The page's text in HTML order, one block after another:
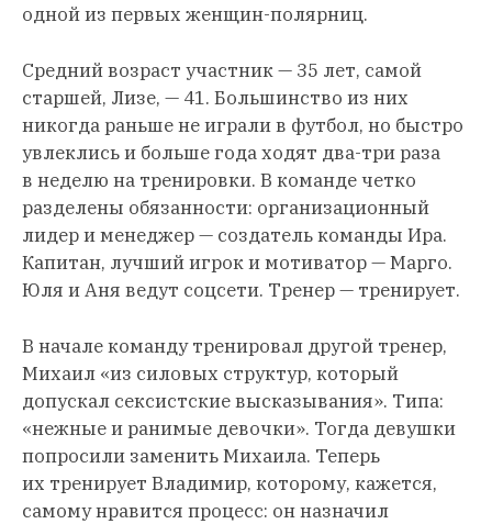
одной из первых женщин-полярниц.
Средний возраст участник — 35 лет, самой
старшей, Лизе, — 41. Большинство из них
никогда раньше не играли в футбол, но быстро
увлеклись и больше года ходят два-три раза
в неделю на тренировки. В команде четко
разделены обязанности: организационный
лидер и менеджер — создатель команды Ира.
Капитан, лучший игрок и мотиватор — Марго.
Юля и Аня ведут соцсети. Тренер — тренирует.
В начале команду тренировал другой тренер,
Михаил «из силовых структур, который
допускал сексистские высказывания». Типа:
«нежные и ранимые девочки». Тогда девушки
попросили заменить Михаила. Теперь
их тренирует Владимир, которому, кажется,
самому нравится процесс: он назначил